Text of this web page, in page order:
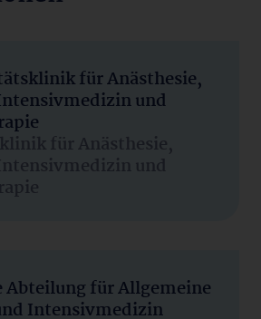
für Anästhesie,
und
für Anästhesie,
und
Abteilung für Allgemeine
Intensivmedizin